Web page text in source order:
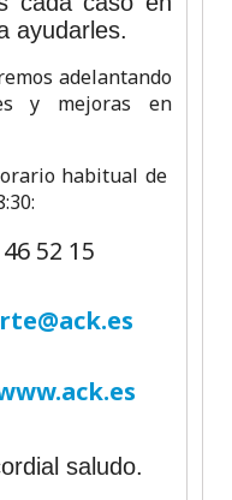
ayudarles.
adelantando
y mejoras en
habitual de
15
saludo.